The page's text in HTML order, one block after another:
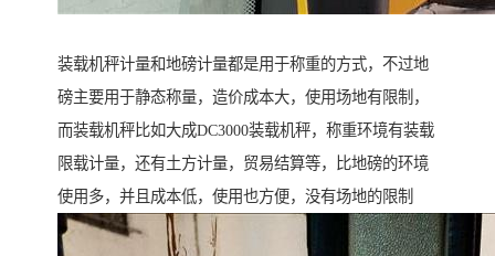
装载机秤计量和地磅计量都是用于称重的方式，不过地
磅主要用于静态称量，造价成本大，使用场地有限制，
而装载机秤比如大成DC3000装载机秤，称重环境有装载
限载计量，还有土方计量，贸易结算等，比地磅的环境
使用多，并且成本低，使用也方便，没有场地的限制